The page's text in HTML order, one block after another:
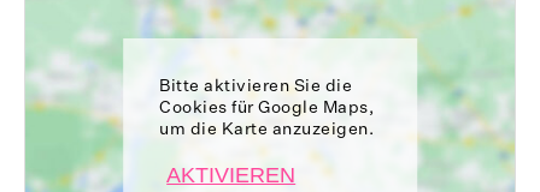
Bitte aktivieren Sie die
Cookies für Google Maps,
um die Karte anzuzeigen.
AKTIVIEREN